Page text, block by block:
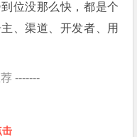
位没那么快，都是个
、渠道、开发者、用
-------
击